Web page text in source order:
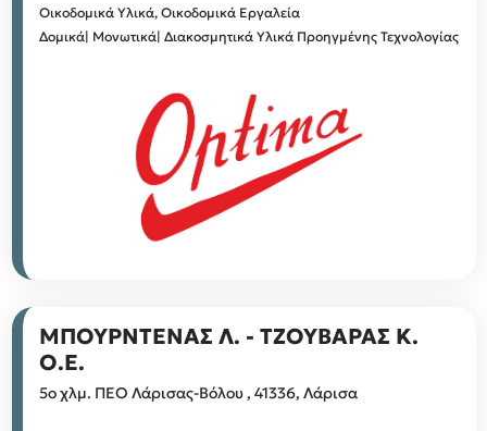
Οικοδομικά Υλικά, Οικοδομικά Εργαλεία
Δομικά| Μονωτικά| Διακοσμητικά Υλικά Προηγμένης Τεχνολογίας
ΜΠΟΥΡΝΤΕΝΑΣ Λ. - ΤΖΟΥΒΑΡΑΣ Κ.
Ο.Ε.
5ο χλμ. ΠΕΟ Λάρισας-Βόλου , 41336, Λάρισα